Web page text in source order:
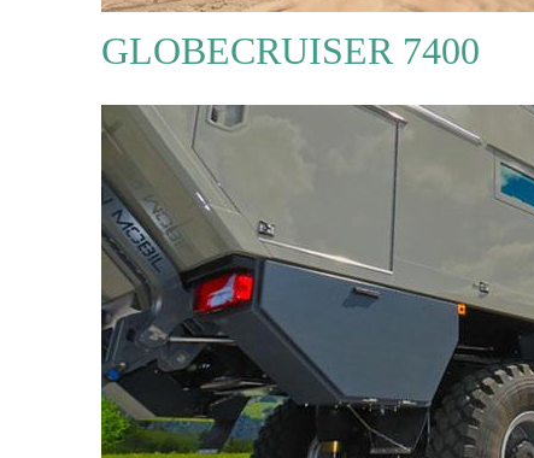
GLOBECRUISER 7400